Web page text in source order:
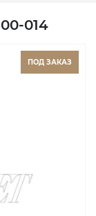
014
ПОД ЗАКАЗ